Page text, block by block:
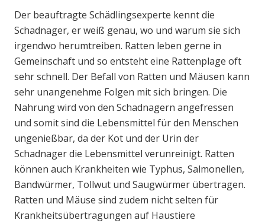
Der beauftragte Schädlingsexperte kennt die
Schadnager, er weiß genau, wo und warum sie sich
irgendwo herumtreiben. Ratten leben gerne in
Gemeinschaft und so entsteht eine Rattenplage oft
sehr schnell. Der Befall von Ratten und Mäusen kann
sehr unangenehme Folgen mit sich bringen. Die
Nahrung wird von den Schadnagern angefressen
und somit sind die Lebensmittel für den Menschen
ungenießbar, da der Kot und der Urin der
Schadnager die Lebensmittel verunreinigt. Ratten
können auch Krankheiten wie Typhus, Salmonellen,
Bandwürmer, Tollwut und Saugwürmer übertragen.
Ratten und Mäuse sind zudem nicht selten für
Krankheitsübertragungen auf Haustiere